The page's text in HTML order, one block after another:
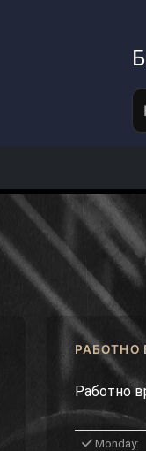
РАБОТНО
Работно
Monday: